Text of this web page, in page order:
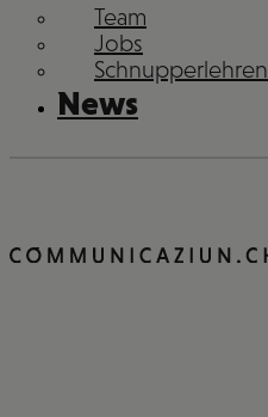
Team
Jobs
Schnupperlehren
News